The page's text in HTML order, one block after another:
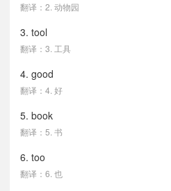
翻译：2. 动物园
3. tool
翻译：3. 工具
4. good
翻译：4. 好
5. book
翻译：5. 书
6. too
翻译：6. 也